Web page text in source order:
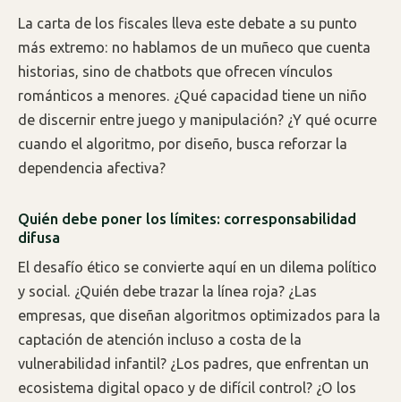
La carta de los fiscales lleva este debate a su punto
más extremo: no hablamos de un muñeco que cuenta
historias, sino de chatbots que ofrecen vínculos
románticos a menores. ¿Qué capacidad tiene un niño
de discernir entre juego y manipulación? ¿Y qué ocurre
cuando el algoritmo, por diseño, busca reforzar la
dependencia afectiva?
Quién debe poner los límites: corresponsabilidad
difusa
El desafío ético se convierte aquí en un dilema político
y social. ¿Quién debe trazar la línea roja? ¿Las
empresas, que diseñan algoritmos optimizados para la
captación de atención incluso a costa de la
vulnerabilidad infantil? ¿Los padres, que enfrentan un
ecosistema digital opaco y de difícil control? ¿O los